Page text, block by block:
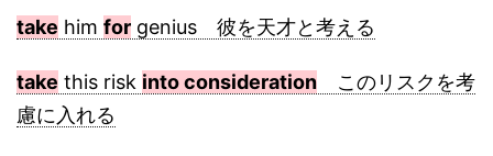
take him for genius 彼を天才と考える
take this risk into consideration このリスクを考
慮に入れる